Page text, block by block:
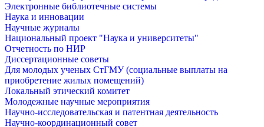
Электронные библиотечные системы
Наука и инновации
Научные журналы
Национальный проект "Наука и университеты"
Отчетность по НИР
Диссертационные советы
Для молодых ученых СтГМУ (социальные выплаты на
приобретение жилых помещений)
Локальный этический комитет
Молодежные научные мероприятия
Научно-исследовательская и патентная деятельность
Научно-координационный совет